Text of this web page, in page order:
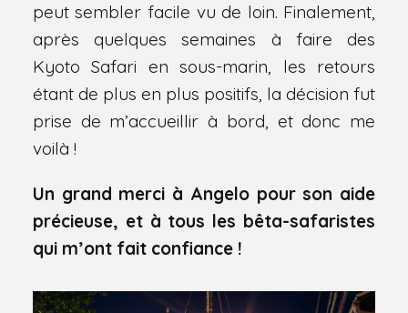
peut sembler facile vu de loin. Finalement,
après quelques semaines à faire des
Kyoto Safari en sous-marin, les retours
étant de plus en plus positifs, la décision fut
prise de m’accueillir à bord, et donc me
voilà !
Un grand merci à Angelo pour son aide
précieuse, et à tous les bêta-safaristes
qui m’ont fait confiance !